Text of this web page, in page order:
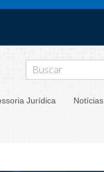
Jurídica Notícias